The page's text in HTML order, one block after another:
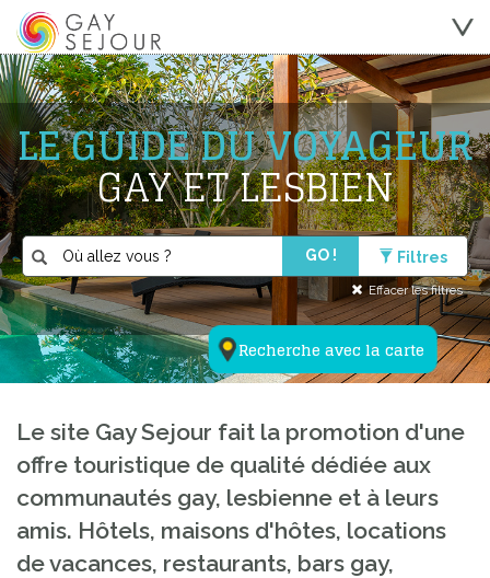
Recherche avec la carte
LE GUIDE DU VOYAGEUR
GAY ET LESBIEN
GO ! Filtres
Effacer les filtres
Le site Gay Sejour fait la promotion d'une
offre touristique de qualité dédiée aux
communautés gay, lesbienne et à leurs
amis. Hôtels, maisons d'hôtes, locations
de vacances, restaurants, bars gay,